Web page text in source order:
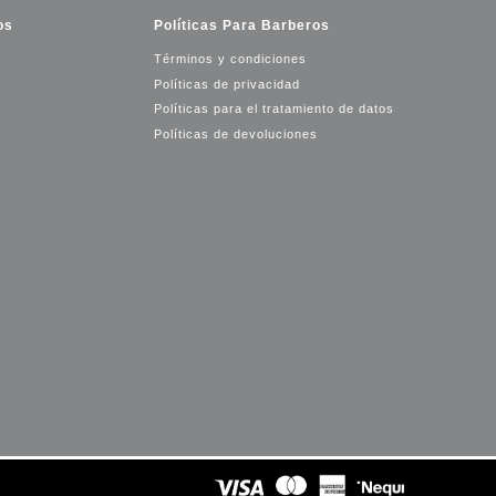
Políticas Para Barberos
Términos y condiciones
Políticas de privacidad
Políticas para el tratamiento de datos
Políticas de devoluciones